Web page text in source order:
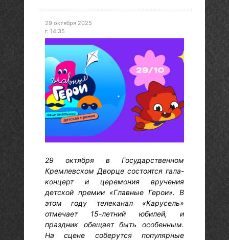
29 октября 2025
г. 14:35
29 октября в Государственном
Кремлевском Дворце состоится гала-
концерт и церемония вручения
детской премии «Главные Герои». В
этом году телеканал «Карусель»
отмечает 15-летний юбилей, и
праздник обещает быть особенным.
На сцене соберутся популярные